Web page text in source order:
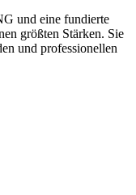
und eine fundierte
größten Stärken. Sie
und professionellen